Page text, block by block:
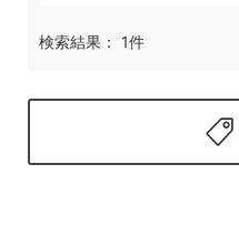
検索結果： 1件